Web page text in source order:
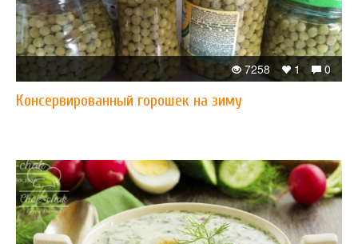
0
1
7258
Консервированный горошек на зиму